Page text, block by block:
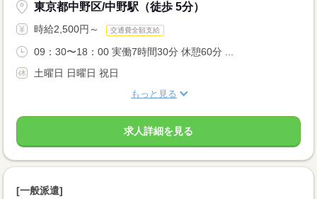
東京都中野区/中野駅（徒歩 5分）
時給2,500円～ 交通費全額支給
09：30〜18：00 実働7時間30分 休憩60分 ...
土曜日 日曜日 祝日
もっと見る
求人詳細を見る
[一般派遣]